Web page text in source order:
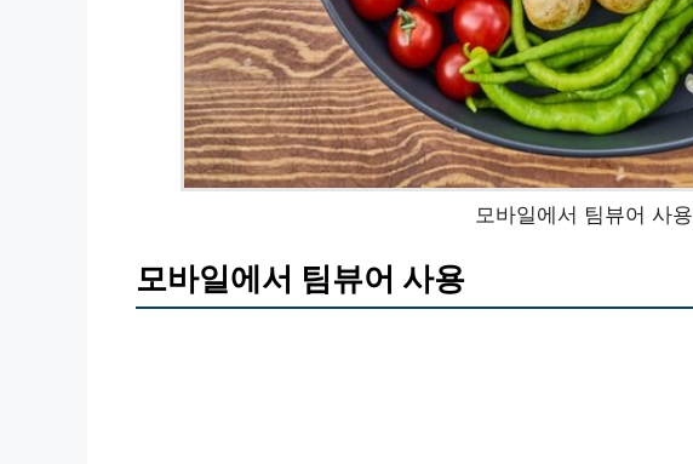
모바일에서 팀뷰어 사용
모바일에서 팀뷰어 사용